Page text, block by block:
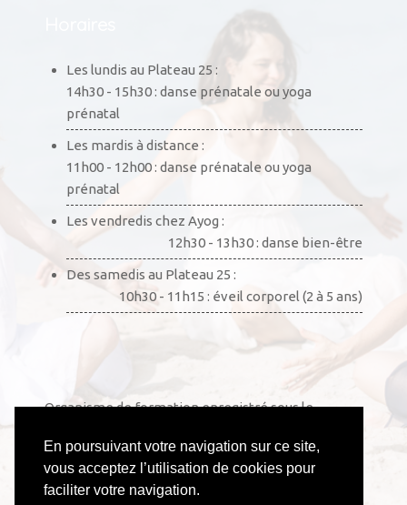
En poursuivant votre navigation sur ce site,
vous acceptez l’utilisation de cookies pour
faciliter votre navigation.
Les lundis au Plateau 25 :
14h30 - 15h30 : danse prénatale ou yoga
prénatal
Les mardis à distance :
11h00 - 12h00 : danse prénatale ou yoga
prénatal
Les vendredis chez Ayog :
12h30 - 13h30 : danse bien-être
Des samedis au Plateau 25 :
10h30 - 11h15 : éveil corporel (2 à 5 ans)
Organisme de formation enregistré sous le
pas agrément de l’État.